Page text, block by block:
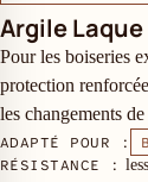
Argile
Pour les boiseries
protection
les changements de
ADAPTÉ POUR :
RÉSISTANCE :